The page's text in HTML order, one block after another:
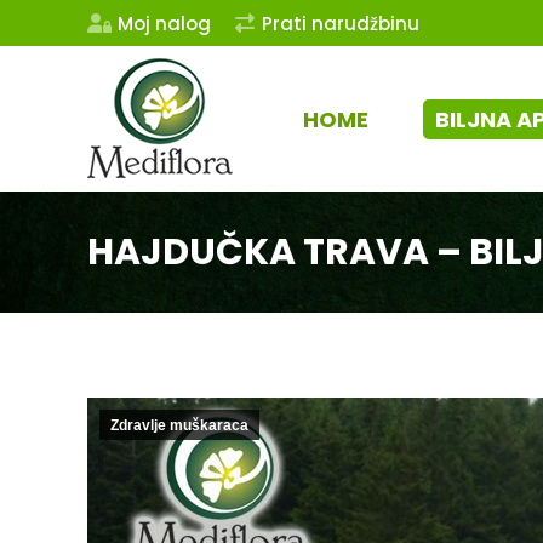
Moj nalog Prati narudžbinu
HOME BILJNA
HAJDUČKA TRAVA –
Zdravlje muškaraca